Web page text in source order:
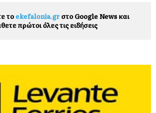
το ekefalonia.grστο Google News και
πρώτοι όλες τις ειδήσεις